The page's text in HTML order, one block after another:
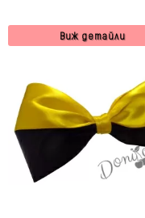
Виж детайли